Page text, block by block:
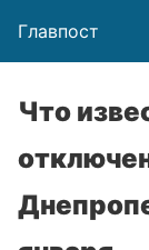
Главпост
Что